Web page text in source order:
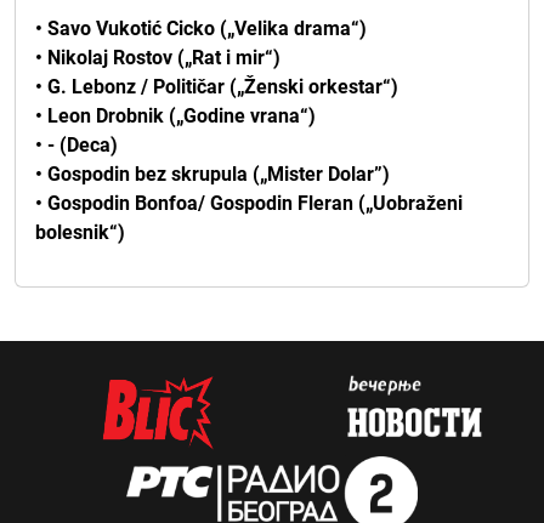
• Savo Vukotić Cicko („Velika drama“)
• Nikolaj Rostov („Rat i mir“)
• G. Lebonz / Političar („Ženski orkestar“)
• Leon Drobnik („Godine vrana“)
• - (Deca)
• Gospodin bez skrupula („Mister Dolar”)
• Gospodin Bonfoa/ Gospodin Fleran („Uobraženi
bolesnik“)